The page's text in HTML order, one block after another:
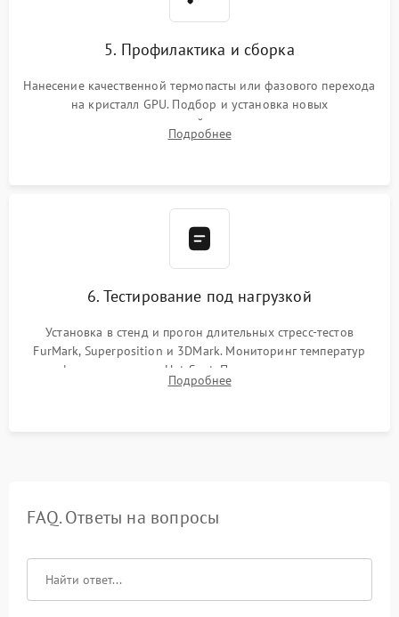
5. Профилактика и сборка
Нанесение качественной термопасты или фазового перехода
на кристалл GPU. Подбор и установка новых
термопрокладок правильной толщины на память и цепи
питания. Монтаж радиатора и бэкплейта, подключение и
Подробнее
6. Тестирование под нагрузкой
Установка в стенд и прогон длительных стресс-тестов
FurMark, Superposition и 3DMark. Мониторинг температур
графического чипа и Hot Spot. Проверка на отсутствие
артефактов изображения, вылетов драйвера и зависаний.
Подробнее
FAQ. Ответы на вопросы